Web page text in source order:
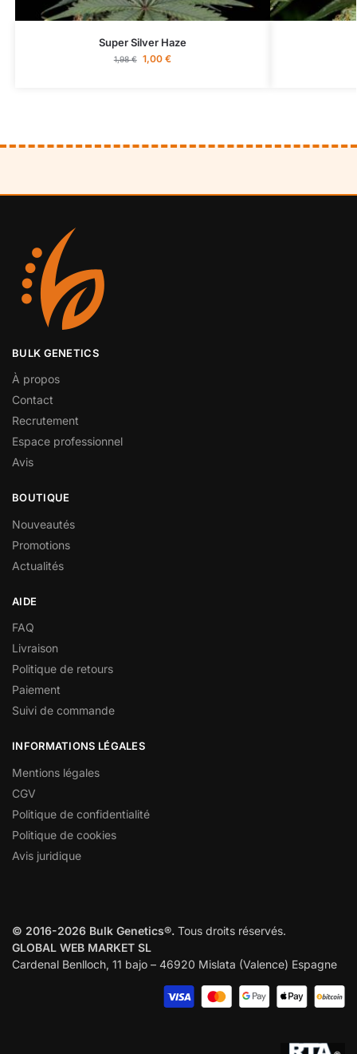
Super Silver Haze
1,98€ 1,00 €
BULK GENETICS
À propos
Contact
Recrutement
Espace professionnel
Avis
BOUTIQUE
Nouveautés
Promotions
Actualités
AIDE
FAQ
Livraison
Politique de retours
Paiement
Suivi de commande
INFORMATIONS LÉGALES
Mentions légales
CGV
Politique de confidentialité
Politique de cookies
Avis juridique
© 2016-2026 Bulk Genetics®. Tous droits réservés.
GLOBAL WEB MARKET SL
Cardenal Benlloch, 11 bajo – 46920 Mislata (Valence) Espagne